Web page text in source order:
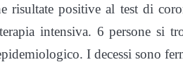
risultate positive al test di
intensiva. 6 persone si
I decessi sono